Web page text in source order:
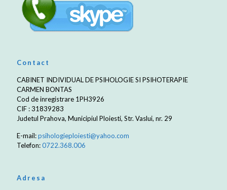
Contact
CABINET INDIVIDUAL DE PSIHOLOGIE SI PSIHOTERAPIE
CARMEN BONTAS
Cod de inregistrare 1PH3926
CIF : 31839283
Judetul Prahova, Municipiul Ploiesti, Str. Vaslui, nr. 29
E-mail:psihologieploiesti@yahoo.com
Telefon:0722.368.006
Adresa